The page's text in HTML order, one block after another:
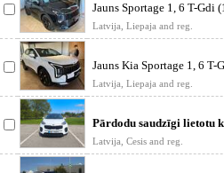
Jauns Sportage 1, 6 T-
automātis
Latvija, Liepaja and reg.
Jauns Kia Sportage 1, 6
automātiskās
Latvija, Liepaja and reg.
Pārdodu saudzīgi lietotu
Automašīna ar bagā
Latvija, Cesis and reg.